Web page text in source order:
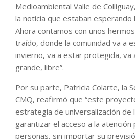
Medioambiental Valle de
la noticia que estaban esperando
Ahora contamos con unos
traído, donde la comunidad va a
invierno, va a estar protegida, va
grande, libre”.
Por su parte, Patricia Colarte, la
CMQ, reafirmó que “este
estrategia de universalización de
garantizar el acceso a la atención
personas, sin importar su